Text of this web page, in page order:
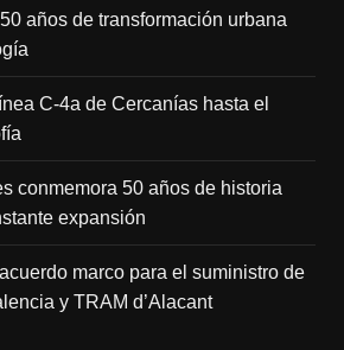
años de transformación urbana
C-4a de Cercanías hasta el
conmemora 50 años de historia
expansión
marco para el suministro de
y TRAM d’Alacant